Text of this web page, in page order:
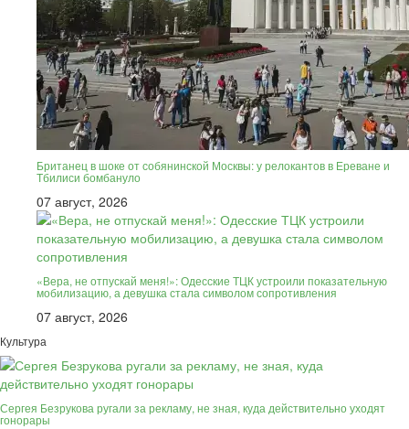
Британец в шоке от собянинской Москвы: у релокантов в Ереване и
Тбилиси бомбануло
07 август, 2026
«Вера, не отпускай меня!»: Одесские ТЦК устроили показательную
мобилизацию, а девушка стала символом сопротивления
07 август, 2026
Культура
Сергея Безрукова ругали за рекламу, не зная, куда действительно уходят
гонорары